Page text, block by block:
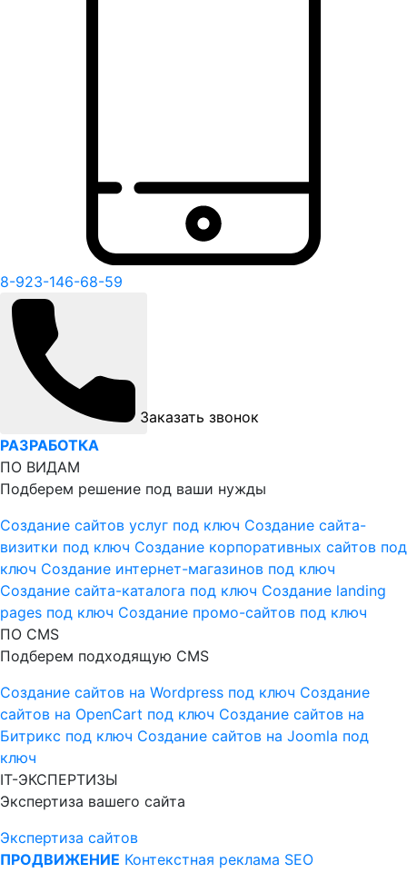
8-923-146-68-59
Заказать звонок
РАЗРАБОТКА
ПО ВИДАМ
Подберем решение под ваши нужды
Создание сайтов услуг под ключ Создание сайта-
визитки под ключ Создание корпоративных сайтов под
ключ Создание интернет-магазинов под ключ
Создание сайта-каталога под ключ Создание landing
pages под ключ Создание промо-сайтов под ключ
ПО CMS
Подберем подходящую CMS
Создание сайтов на Wordpress под ключ Создание
сайтов на OpenCart под ключ Создание сайтов на
Битрикс под ключ Создание сайтов на Joomla под
ключ
IT-ЭКСПЕРТИЗЫ
Экспертиза вашего сайта
Экспертиза сайтов
ПРОДВИЖЕНИЕ Контекстная реклама SEO